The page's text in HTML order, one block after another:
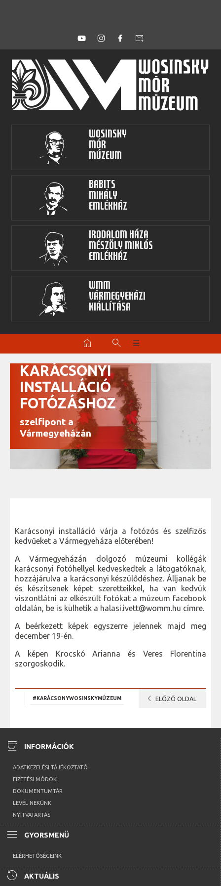
forward_to_inbox
Wosinsky
Mór
Múzeum
Babits
Mihály
Emlékház
Irodalom Háza
Mészöly Miklós
Emlékház
WMM
Vármegyeházi
kiállítása
home search ☰
KARÁCSONYI
INSTALLÁCIÓ
FOTÓZÁSHOZ
szelfipont a
Vármegyeházán
Karácsonyi installáció várja a fotózós és szelfizős
kedvűeket a Vármegyeháza előterében!
A Vármegyeházán dolgozó múzeumi kollégák
karácsonyi fotóhellyel kedveskedtek a látogatóknak,
hozzájárulva a karácsonyi készülődéshez. Álljanak be
és készítsenek képet szeretteikkel, ha van kedvük
viszontlátni az elkészült fotókat a múzeum facebook
oldalán, be is külhetik a halasi.ivett@womm.hu címre.
A beérkezett képek egyszerre jelennek majd meg
december 19-én.
A képen Krocskó Arianna és Veres Florentina
szorgoskodik.
#KARÁCSONYWOSINSKYMÚZEUM chevron_left ELŐZŐ OLDAL
coffee INFORMÁCIÓK
ADATKEZELÉSI TÁJÉKOZTATÓ
FIZETÉSI MÓDOK
DOKUMENTUMTÁR
LEVÉL NEKÜNK
NYITVATARTÁS
menu GYORSMENÜ
ELÉRHETŐSÉGEINK
history AKTUÁLIS